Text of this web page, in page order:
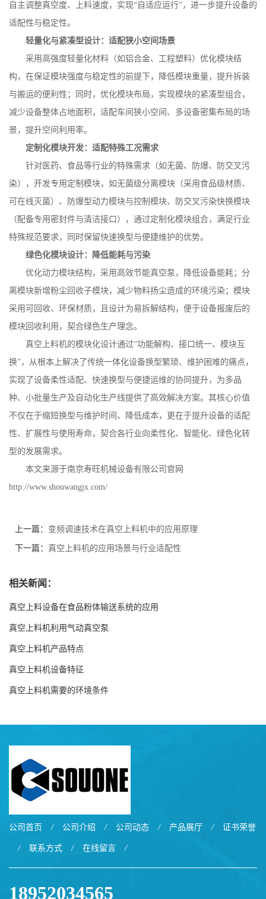
自主调整真空度、上料速度，实现“自适应运行”，进一步提升设备的
适配性与稳定性。
轻量化与紧凑型设计：适配狭小空间场景
采用高强度轻量化材料（如铝合金、工程塑料）优化模块结
构，在保证模块强度与稳定性的前提下，降低模块重量，提升拆装
与搬运的便利性；同时，优化模块布局，实现模块的紧凑型组合，
减少设备整体占地面积，适配车间狭小空间、多设备密集布局的场
景，提升空间利用率。
定制化模块开发：适配特殊工况需求
针对医药、食品等行业的特殊需求（如无菌、防爆、防交叉污
染），开发专用定制模块，如无菌级分离模块（采用食品级材质、
可在线灭菌）、防爆型动力模块与控制模块、防交叉污染快换模块
（配备专用密封件与清洁接口），通过定制化模块组合，满足行业
特殊规范要求，同时保留快速换型与便捷维护的优势。
绿色化模块设计：降低能耗与污染
优化动力模块结构，采用高效节能真空泵，降低设备能耗；分
离模块新增粉尘回收子模块，减少物料扬尘造成的环境污染；模块
采用可回收、环保材质，且设计为易拆解结构，便于设备报废后的
模块回收利用，契合绿色生产理念。
真空上料机的模块化设计通过“功能解构、接口统一、模块互
换”，从根本上解决了传统一体化设备换型繁琐、维护困难的痛点，
实现了设备柔性适配、快速换型与便捷运维的协同提升，为多品
种、小批量生产及自动化生产线提供了高效解决方案。其核心价值
不仅在于缩短换型与维护时间、降低成本，更在于提升设备的适配
性、扩展性与使用寿命，契合各行业向柔性化、智能化、绿色化转
型的发展需求。
本文来源于南京寿旺机械设备有限公司官网
http://www.shouwangjx.com/
上一篇： 变频调速技术在真空上料机中的应用原理
下一篇： 真空上料机的应用场景与行业适配性
相关新闻：
真空上料设备在食品粉体输送系统的应用
真空上料机利用气动真空泵
真空上料机产品特点
真空上料机设备特征
真空上料机需要的环境条件
公司首页 / 公司介绍 / 公司动态 / 产品展厅 / 证书荣誉
/ 联系方式 / 在线留言 /
18952034565